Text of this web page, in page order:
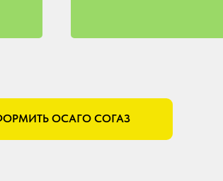
ОСАГО СОГАЗ